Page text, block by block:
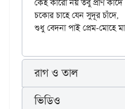
কেহ কারো নয় তবু প্রাণ কাঁদে
চকোর চাহে যেন সুদূর চাঁদে,
রাগ ও তাল
ভিডিও